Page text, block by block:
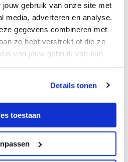
gebruik van onze site met
media, adverteren en analyse.
gegevens combineren met
ze hebt verstrekt of die ze
van jouw gebruik van hun
Details tonen
toestaan